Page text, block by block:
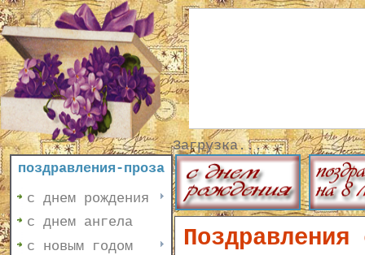
поздравления-проза
с днем рождения
с днем ангела
с новым годом
Загрузка...